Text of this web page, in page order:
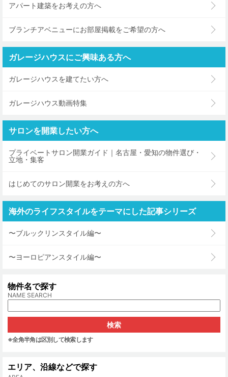
アパート建築をお考えの方へ
ブランチアベニューにお部屋掲載をご希望の方へ
ガレージハウスにご興味ある方へ
ガレージハウスを建てたい方へ
ガレージハウス動画特集
サロンを開業したい方へ
プライベートサロン開業ガイド｜名古屋・愛知の物件選び・
立地・集客
はじめてのサロン開業をお考えの方へ
海外のライフスタイルをテーマにした記事シリーズ
〜ブルックリンスタイル編〜
〜ヨーロピアンスタイル編〜
物件名で探す
NAME SEARCH
※全角半角は区別して検索します
エリア、沿線などで探す